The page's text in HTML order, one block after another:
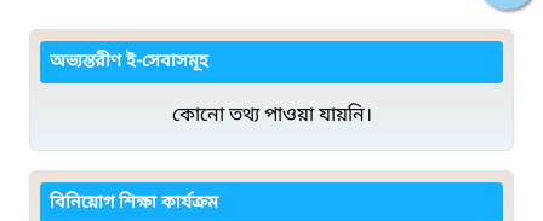
অভ্যন্তরীণ ই-সেবাসমূহ
কোনো তথ্য পাওয়া যায়নি।
বিনিয়োগ শিক্ষা কার্যক্রম